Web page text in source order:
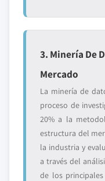
3. Minería De
Mercado
La minería de
proceso de
20% a la
estructura del
la industria y
a través del
de los